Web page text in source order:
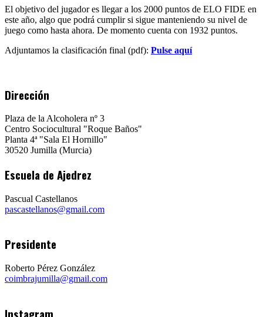
El objetivo del jugador es llegar a los 2000 puntos de ELO FIDE en
este año, algo que podrá cumplir si sigue manteniendo su nivel de
juego como hasta ahora. De momento cuenta con 1932 puntos.
Adjuntamos la clasificación final (pdf): Pulse aquí
Dirección
Plaza de la Alcoholera nº 3
Centro Sociocultural "Roque Baños"
Planta 4ª "Sala El Hornillo"
30520 Jumilla (Murcia)
Escuela de Ajedrez
Pascual Castellanos
pascastellanos@gmail.com
Presidente
Roberto Pérez González
coimbrajumilla@gmail.com
Instagram